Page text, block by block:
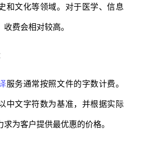
和文化等领域。对于医学、信息
费会相对较高。
服务通常按照文件的字数计费。
中文字符数为基准，并根据实际
为客户提供最优惠的价格。